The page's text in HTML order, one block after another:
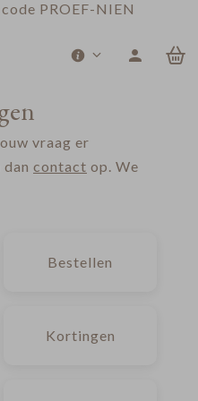
PROEF-NIEN
vraag er
contact op. We
Bestellen
Kortingen